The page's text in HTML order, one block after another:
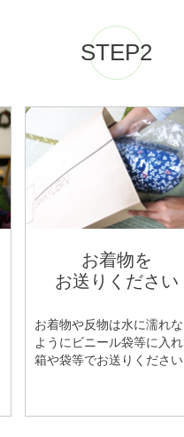
STEP2
お着物を
お送りください
お着物や反物は水に濡れ
ようにビニール袋等に入れ
箱や袋等でお送りください